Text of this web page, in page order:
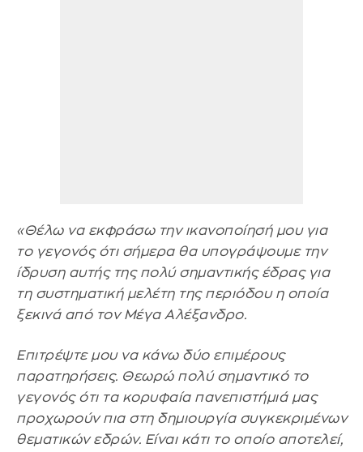
«Θέλω να εκφράσω την ικανοποίησή μου για
το γεγονός ότι σήμερα θα υπογράψουμε την
ίδρυση αυτής της πολύ σημαντικής έδρας για
τη συστηματική μελέτη της περιόδου η οποία
ξεκινά από τον Μέγα Αλέξανδρο.
Επιτρέψτε μου να κάνω δύο επιμέρους
παρατηρήσεις. Θεωρώ πολύ σημαντικό το
γεγονός ότι τα κορυφαία πανεπιστήμιά μας
προχωρούν πια στη δημιουργία συγκεκριμένων
θεματικών εδρών. Είναι κάτι το οποίο αποτελεί,